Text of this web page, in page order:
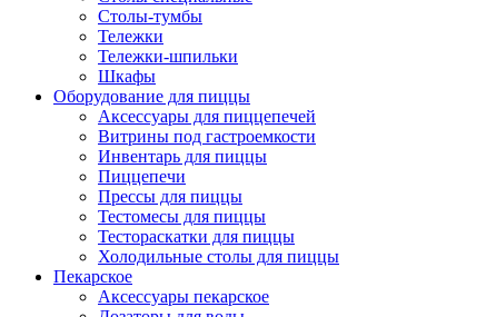
Столы-тумбы
Тележки
Тележки-шпильки
Шкафы
Оборудование для пиццы
Аксессуары для пиццепечей
Витрины под гастроемкости
Инвентарь для пиццы
Пиццепечи
Прессы для пиццы
Тестомесы для пиццы
Тестораскатки для пиццы
Холодильные столы для пиццы
Пекарское
Аксессуары пекарское